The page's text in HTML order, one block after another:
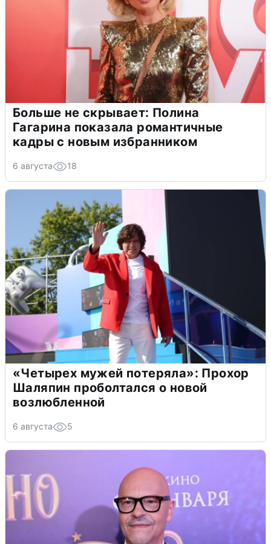
Больше не скрывает: Полина
Гагарина показала романтичные
кадры с новым избранником
6 августа 18
«Четырех мужей потеряла»: Прохор
Шаляпин проболтался о новой
возлюбленной
6 августа 5